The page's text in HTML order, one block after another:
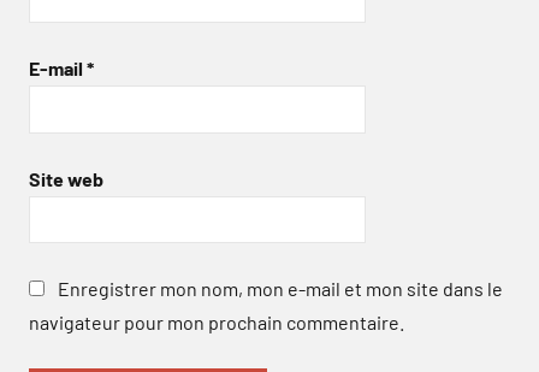
E-mail *
Site web
Enregistrer mon nom, mon e-mail et mon site dans le
navigateur pour mon prochain commentaire.